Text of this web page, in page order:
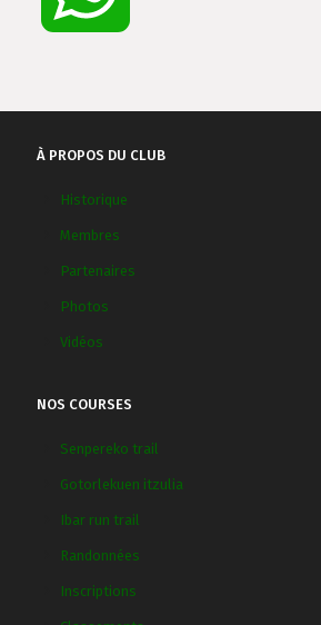
À PROPOS DU CLUB
Historique
Membres
Partenaires
Photos
Vidéos
NOS COURSES
Senpereko trail
Gotorlekuen itzulia
Ibar run trail
Randonnées
Inscriptions